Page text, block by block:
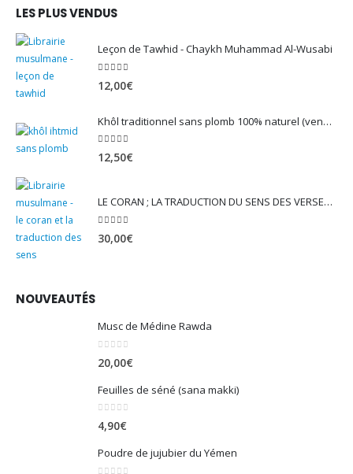
LES PLUS VENDUS
Leçon de Tawhid - Chaykh Muhammad Al-Wusabi
12,00€
Khôl traditionnel sans plomb 100% naturel (vendu avec son mirwed)
4.82sur 5
12,50€
LE CORAN ; LA TRADUCTION DU SENS DES VERSET - EDITION TAWBAH
30,00€
NOUVEAUTÉS
Musc de Médine Rawda
20,00€
Feuilles de séné (sana makki)
0 sur 5
4,90€
Poudre de jujubier du Yémen